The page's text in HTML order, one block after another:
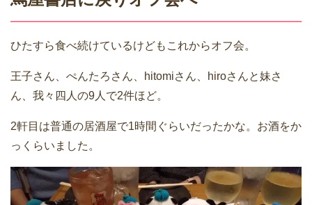
ひたすら食べ続けているけどもこれからオフ会。
王子さん、ぺんたろさん、hitomiさん、hiroさんと妹さ
ん、我々四人の9人で2件ほど。
2軒目は普通の居酒屋で1時間ぐらいだったかな。お酒をか
っくらいました。